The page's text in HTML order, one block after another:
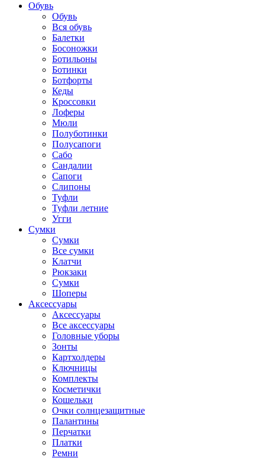
Обувь
Обувь
Вся обувь
Балетки
Босоножки
Ботильоны
Ботинки
Ботфорты
Кеды
Кроссовки
Лоферы
Мюли
Полуботинки
Полусапоги
Сабо
Сандалии
Сапоги
Слипоны
Туфли
Туфли летние
Угги
Сумки
Сумки
Все сумки
Клатчи
Рюкзаки
Сумки
Шоперы
Аксессуары
Аксессуары
Все аксессуары
Головные уборы
Зонты
Картхолдеры
Ключницы
Комплекты
Косметички
Кошельки
Очки солнцезащитные
Палантины
Перчатки
Платки
Ремни